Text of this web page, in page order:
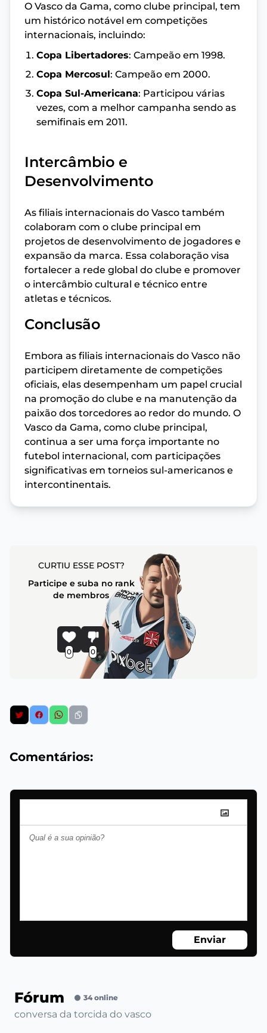
O Vasco da Gama, como clube principal, tem
um histórico notável em competições
internacionais, incluindo:
Copa Libertadores: Campeão em 1998.
Copa Mercosul: Campeão em 2000.
Copa Sul-Americana: Participou várias
vezes, com a melhor campanha sendo as
semifinais em 2011.
Intercâmbio e
Desenvolvimento
As filiais internacionais do Vasco também
colaboram com o clube principal em
projetos de desenvolvimento de jogadores e
expansão da marca. Essa colaboração visa
fortalecer a rede global do clube e promover
o intercâmbio cultural e técnico entre
atletas e técnicos.
Conclusão
Embora as filiais internacionais do Vasco não
participem diretamente de competições
oficiais, elas desempenham um papel crucial
na promoção do clube e na manutenção da
paixão dos torcedores ao redor do mundo. O
Vasco da Gama, como clube principal,
continua a ser uma força importante no
futebol internacional, com participações
significativas em torneios sul-americanos e
intercontinentais.
CURTIU ESSE POST?
Participe e suba no rank
de membros
0 0
Comentários:
Enviar
Fórum 34 online
conversa da torcida do vasco